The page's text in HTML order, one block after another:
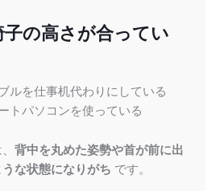
の高さが合ってい
ルを仕事机代わりにしている
トパソコンを使っている
背中を丸めた姿勢や首が前に出
な状態になりがち です。